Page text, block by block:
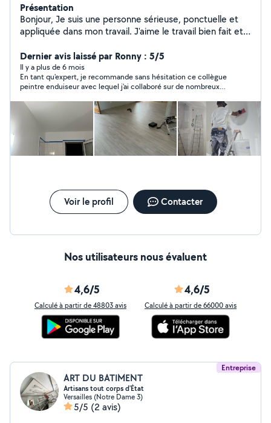
Présentation
Bonjour, Je suis une personne sérieuse, ponctuelle et
appliquée dans mon travail. J'aime le travail bien fait et
soit pour de petits travaux, de la manutention ou des
réparations, je m'assure toujours que le résultat soit
propre et soigné. Ce que je propose Petits travaux et
bricolage Aide au montage/démontage Entretien et
réparations diverses Travaux manuels nécessitant
précision et rigueur Mes points forts Fiable et
efficace Je serais ravi de vous donner un coup de main
pour vos projets ou vos dépannages !
Dernier avis laissé par Ronny : 5/5
Il y a plus de 6 mois
En tant qu'expert, je recommande sans hésitation ce collègue
peintre enduiseur avec lequel j'ai collaboré sur de nombreux
mienne.
Voir le profil Contacter
Nos utilisateurs nous évaluent
4,6/5
Calculé à partir de 48803 avis
4,6/5
Calculé à partir de 66000 avis
Entreprise
ART DU BATIMENT
Artisans tout corps d'État
Versailles (Notre Dame 3)
5/5 (2 avis)